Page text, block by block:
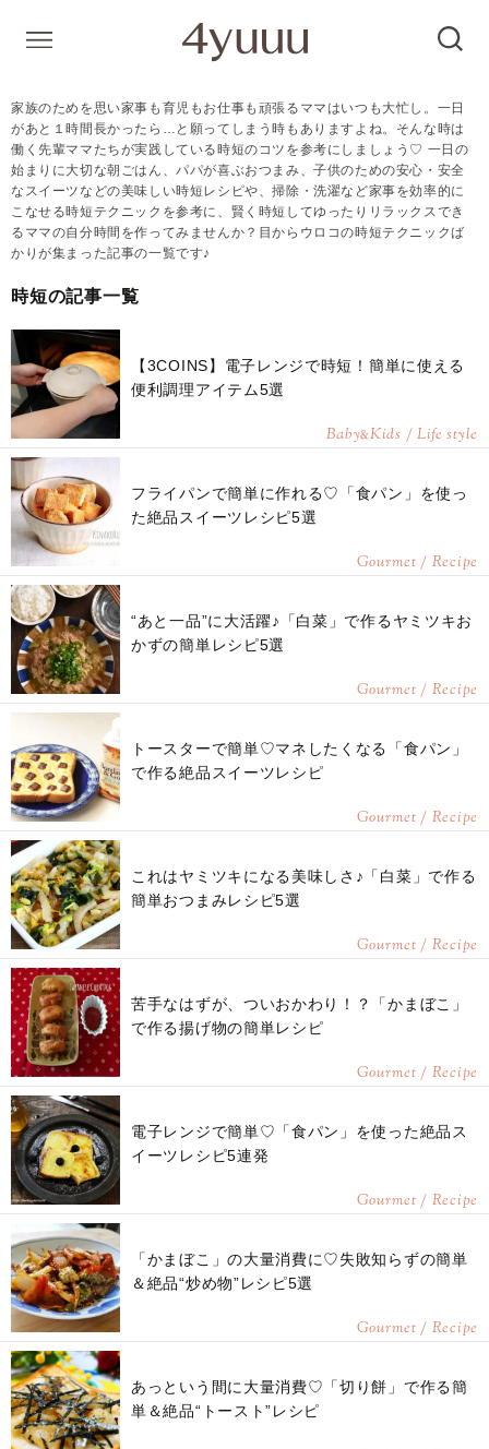
家族のためを思い家事も育児もお仕事も頑張るママはいつも大忙し。一日
があと１時間長かったら…と願ってしまう時もありますよね。そんな時は
働く先輩ママたちが実践している時短のコツを参考にしましょう♡ 一日の
始まりに大切な朝ごはん、パパが喜ぶおつまみ、子供のための安心・安全
なスイーツなどの美味しい時短レシピや、掃除・洗濯など家事を効率的に
こなせる時短テクニックを参考に、賢く時短してゆったりリラックスでき
るママの自分時間を作ってみませんか？目からウロコの時短テクニックば
かりが集まった記事の一覧です♪
時短の記事一覧
【3COINS】電子レンジで時短！簡単に使える
便利調理アイテム5選
Baby&Kids / Life style
フライパンで簡単に作れる♡「食パン」を使っ
た絶品スイーツレシピ5選
Gourmet / Recipe
“あと一品”に大活躍♪「白菜」で作るヤミツキお
かずの簡単レシピ5選
Gourmet / Recipe
トースターで簡単♡マネしたくなる「食パン」
で作る絶品スイーツレシピ
Gourmet / Recipe
これはヤミツキになる美味しさ♪「白菜」で作る
簡単おつまみレシピ5選
Gourmet / Recipe
苦手なはずが、ついおかわり！？「かまぼこ」
で作る揚げ物の簡単レシピ
Gourmet / Recipe
電子レンジで簡単♡「食パン」を使った絶品ス
イーツレシピ5連発
Gourmet / Recipe
「かまぼこ」の大量消費に♡失敗知らずの簡単
＆絶品“炒め物”レシピ5選
Gourmet / Recipe
あっという間に大量消費♡「切り餅」で作る簡
単＆絶品“トースト”レシピ